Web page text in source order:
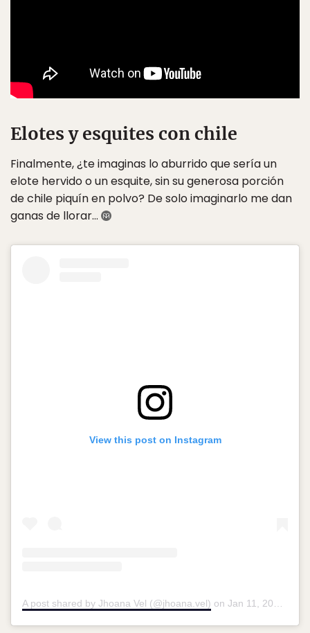
Elotes y esquites con chile
Finalmente, ¿te imaginas lo aburrido que sería un
elote hervido o un esquite, sin su generosa porción
de chile piquín en polvo? De solo imaginarlo me dan
ganas de llorar…
View this post on Instagram
A post shared by Jhoana Vel (@jhoana.vel) on Jan 11, 2018 at 9:51pm PST